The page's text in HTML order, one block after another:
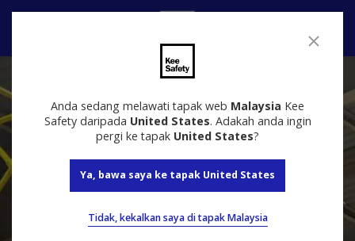
Anda sedang melawati tapak web Malaysia Kee
Safety daripada United States. Adakah anda ingin
pergi ke tapak United States?
Ya, bawa saya ke tapak United States
Tidak, kekalkan saya di tapak Malaysia